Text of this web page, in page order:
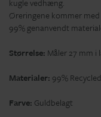
kugle vedhæng.
Øreringene kommer
99% genanvendt
Størrelse: Måler 27 mm
Materialer: 99%
Farve: Guldbelagt